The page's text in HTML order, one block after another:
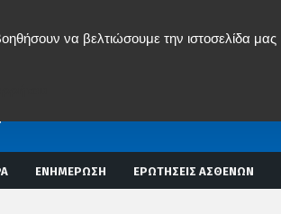
ΕΝΗΜΕΡΩΣΗ ΕΡΩΤΗΣΕΙΣ ΑΣΘΕΝΩΝ
να βελτιώσουμε την ιστοσελίδα μας